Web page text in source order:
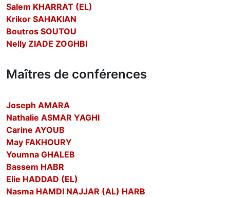
Salem KHARRAT (EL)
Krikor SAHAKIAN
Boutros SOUTOU
Nelly ZIADE ZOGHBI
Maîtres de conférences
Joseph AMARA
Nathalie ASMAR YAGHI
Carine AYOUB
May FAKHOURY
Youmna GHALEB
Bassem HABR
Elie HADDAD (EL)
Nasma HAMDI NAJJAR (AL) HARB